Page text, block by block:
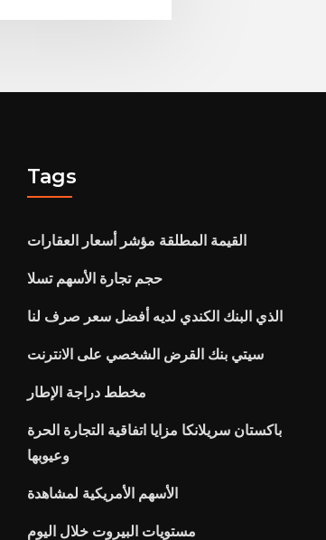
Tags
القيمة المطلقة مؤشر أسعار العقارات
حجم تجارة الأسهم تسلا
الذي البنك الكندي لديه أفضل سعر صرف لنا
سيتي بنك القرض الشخصي على الانترنت
مخطط دراجة الإطار
باكستان سريلانكا مزايا اتفاقية التجارة الحرة
وعيوبها
الأسهم الأمريكية لمشاهدة
مستويات البيروت خلال اليوم